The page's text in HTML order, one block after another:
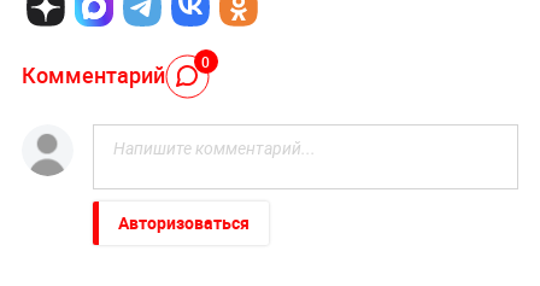
Комментарий 0
Авторизоваться